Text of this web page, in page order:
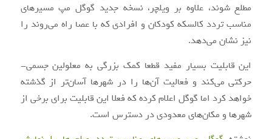
مطلع شوند، علاوه بر ویلچر، نسخه جدید گوگل مپ مسیرهای
مناسب تردد کالسکه کودکان و افرادی که با عصا راه می‌روند را
نیز نشان می‌دهد.
این قابلیت بسیار مفید قطعا کمک بزرگی به معلولین جسمی-
حرکتی می‌کند و فعالیت آن‌ها را در شهرها آسان‌تر از گذشته
خواهد کرد اما گوگل اعلام کرده که فعلا این قابلیت‌ برای برخی از
شهرها و مکان‌های معدودی در دسترس است.